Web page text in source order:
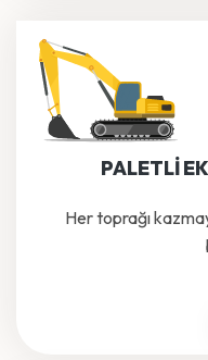
PALETLİ
Her toprağı